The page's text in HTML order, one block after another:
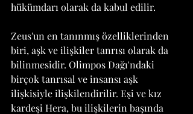
hükümdarı olarak da kabul edilir.
Zeus'un en tanınmış özelliklerinden
biri, aşk ve ilişkiler tanrısı olarak da
bilinmesidir. Olimpos Dağı'ndaki
birçok tanrısal ve insansı aşk
ilişkisiyle ilişkilendirilir. Eşi ve kız
kardeşi Hera, bu ilişkilerin başında